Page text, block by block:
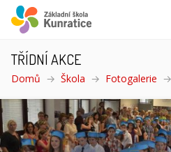
TŘÍDNÍ AKCE
Domů Škola Fotogalerie